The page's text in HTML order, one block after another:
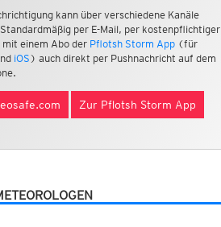
kann über verschiedene Kanäle
per E-Mail, per kostenpflichtiger
mit einem Abo der Pflotsh Storm App(für
iOS ) auch direkt per Pushnachricht auf dem
Zur Pflotsh Storm App